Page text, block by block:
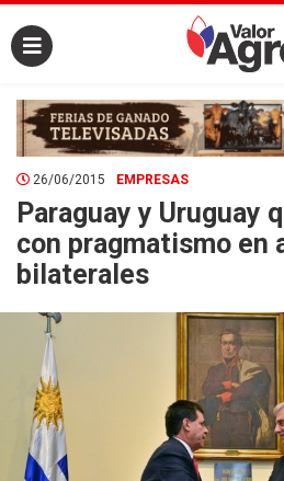
26/06/2015 EMPRESAS
Paraguay y Uruguay
con pragmatismo en
bilaterales